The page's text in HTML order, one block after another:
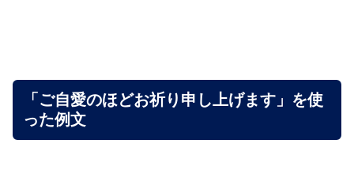
「ご自愛のほどお祈り申し上げます」を使
った例文